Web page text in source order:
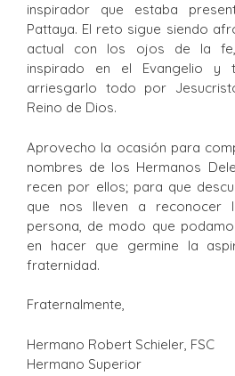
inspirador que estaba
Pattaya. El reto sigue siendo
actual con los ojos de la
inspirado en el Evangelio y
arriesgarlo todo por
Reino de Dios.
Aprovecho la ocasión para
nombres de los Hermanos
recen por ellos; para que
que nos lleven a reconocer
persona, de modo que
en hacer que germine la
fraternidad.
Fraternalmente,
Hermano Robert Schieler, FSC
Hermano Superior